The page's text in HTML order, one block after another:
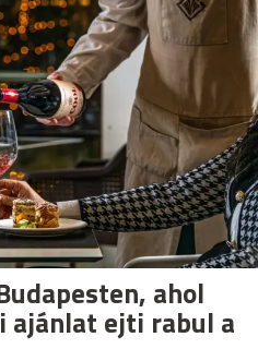
ahol
ajánlat ejti rabul a